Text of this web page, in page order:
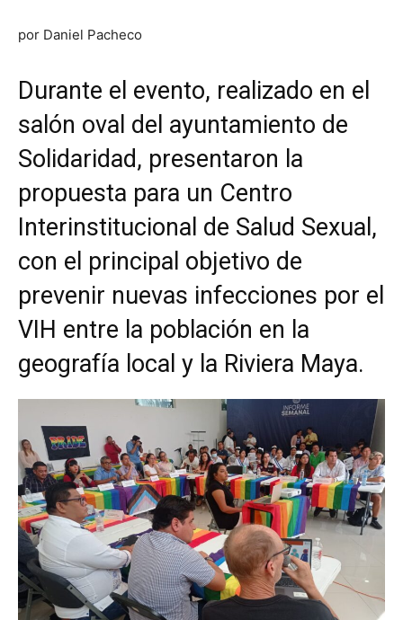
por Daniel Pacheco
Durante el evento, realizado en el
salón oval del ayuntamiento de
Solidaridad, presentaron la
propuesta para un Centro
Interinstitucional de Salud Sexual,
con el principal objetivo de
prevenir nuevas infecciones por el
VIH entre la población en la
geografía local y la Riviera Maya.